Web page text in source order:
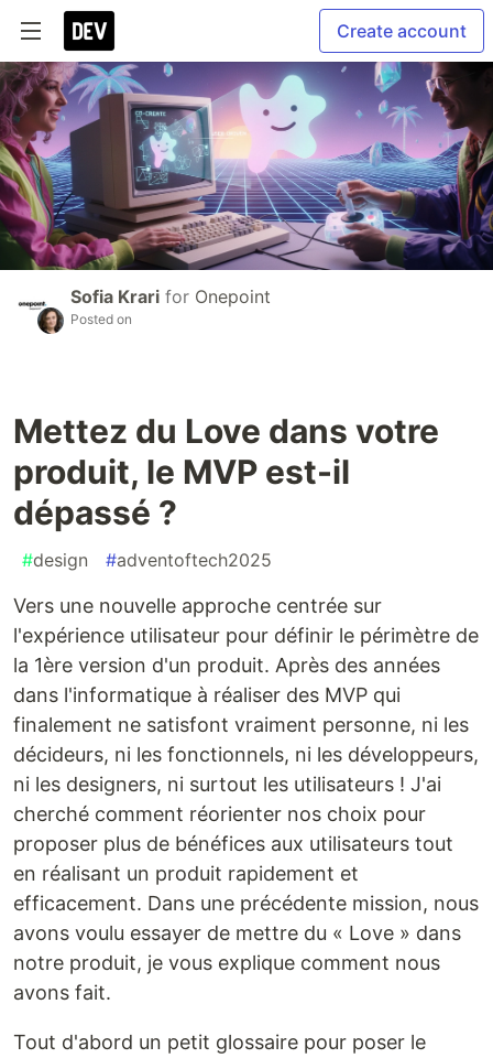
Create account
Sofia Krari for Onepoint
Posted on
Mettez du Love dans votre
produit, le MVP est-il
dépassé ?
#design #adventoftech2025
Vers une nouvelle approche centrée sur
l'expérience utilisateur pour définir le périmètre de
la 1ère version d'un produit. Après des années
dans l'informatique à réaliser des MVP qui
finalement ne satisfont vraiment personne, ni les
décideurs, ni les fonctionnels, ni les développeurs,
ni les designers, ni surtout les utilisateurs ! J'ai
cherché comment réorienter nos choix pour
proposer plus de bénéfices aux utilisateurs tout
en réalisant un produit rapidement et
efficacement. Dans une précédente mission, nous
avons voulu essayer de mettre du « Love » dans
notre produit, je vous explique comment nous
avons fait.
Tout d'abord un petit glossaire pour poser le